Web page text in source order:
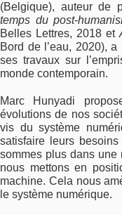
(Belgique), auteur de
temps du post-
Belles Lettres, 2018 et
Bord de l’eau, 2020),
ses travaux sur
monde contemporain.
Marc Hunyadi
évolutions de nos
vis du système
satisfaire leurs
sommes plus dans
nous mettons en
machine. Cela nous
le système numérique.